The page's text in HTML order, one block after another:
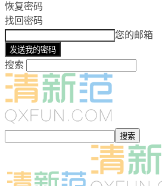
恢复密码
找回密码
您的邮箱
搜索